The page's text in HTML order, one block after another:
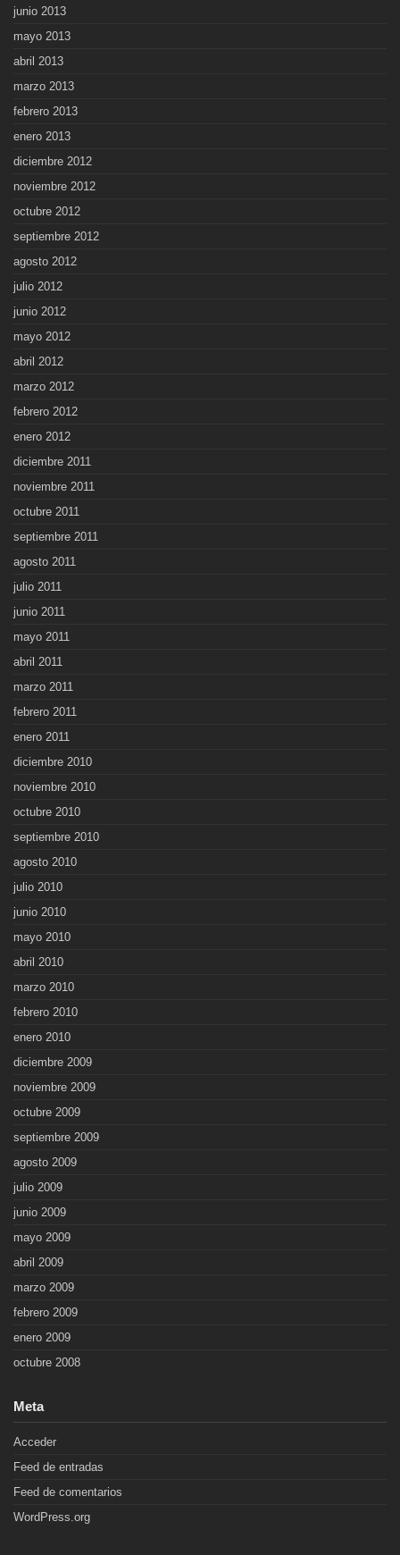
junio 2013
mayo 2013
abril 2013
marzo 2013
febrero 2013
enero 2013
diciembre 2012
noviembre 2012
octubre 2012
septiembre 2012
agosto 2012
julio 2012
junio 2012
mayo 2012
abril 2012
marzo 2012
febrero 2012
enero 2012
diciembre 2011
noviembre 2011
octubre 2011
septiembre 2011
agosto 2011
julio 2011
junio 2011
mayo 2011
abril 2011
marzo 2011
febrero 2011
enero 2011
diciembre 2010
noviembre 2010
octubre 2010
septiembre 2010
agosto 2010
julio 2010
junio 2010
mayo 2010
abril 2010
marzo 2010
febrero 2010
enero 2010
diciembre 2009
noviembre 2009
octubre 2009
septiembre 2009
agosto 2009
julio 2009
junio 2009
mayo 2009
abril 2009
marzo 2009
febrero 2009
enero 2009
octubre 2008
Meta
Acceder
Feed de entradas
Feed de comentarios
WordPress.org